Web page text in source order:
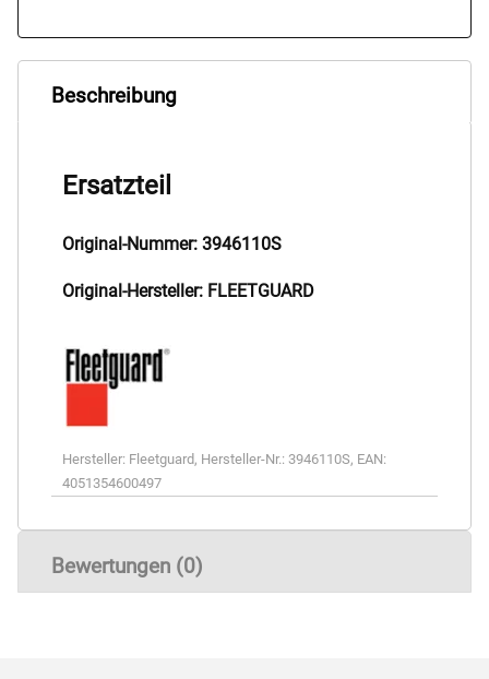
Beschreibung
Ersatzteil
Original-Nummer: 3946110S
Original-Hersteller: FLEETGUARD
Hersteller: Fleetguard , Hersteller-Nr.: 3946110S, EAN:
4051354600497
Bewertungen (0)